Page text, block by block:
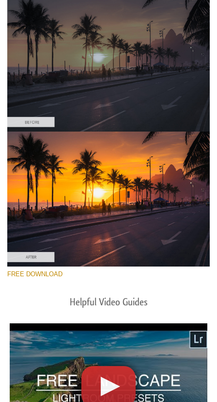
FREE DOWNLOAD
Helpful Video Guides